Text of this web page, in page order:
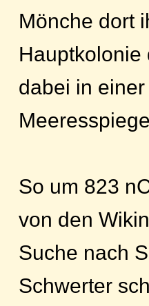
Mönche dort
Hauptkolonie
dabei in
So um 823
von den
Suche nach
Schwerter